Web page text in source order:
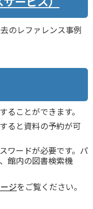
のレファレンス事例
ることができます。
ると資料の予約が可
ワードが必要です。パ
館内の図書検索機
ジをご覧ください。